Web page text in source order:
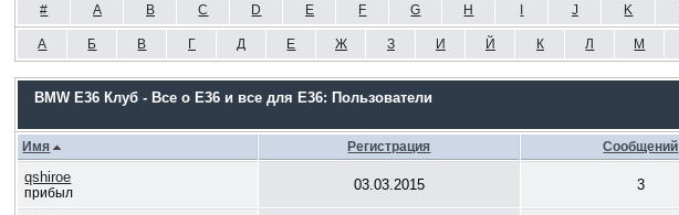
# A B C D E F G H J K
А Б В Г Д Е Ж З И Й К Л М
BMW E36 Клуб - Все о Е36 и все для Е36: Пользователи
Имя Регистрация Сообщений
qshiroe
прибыл 03.03.2015 3